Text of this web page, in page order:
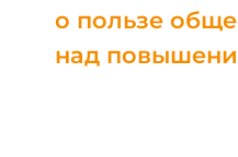
о пользе
над